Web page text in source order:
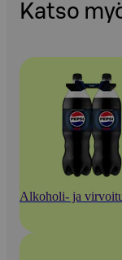
Katso
Alkoholi- ja